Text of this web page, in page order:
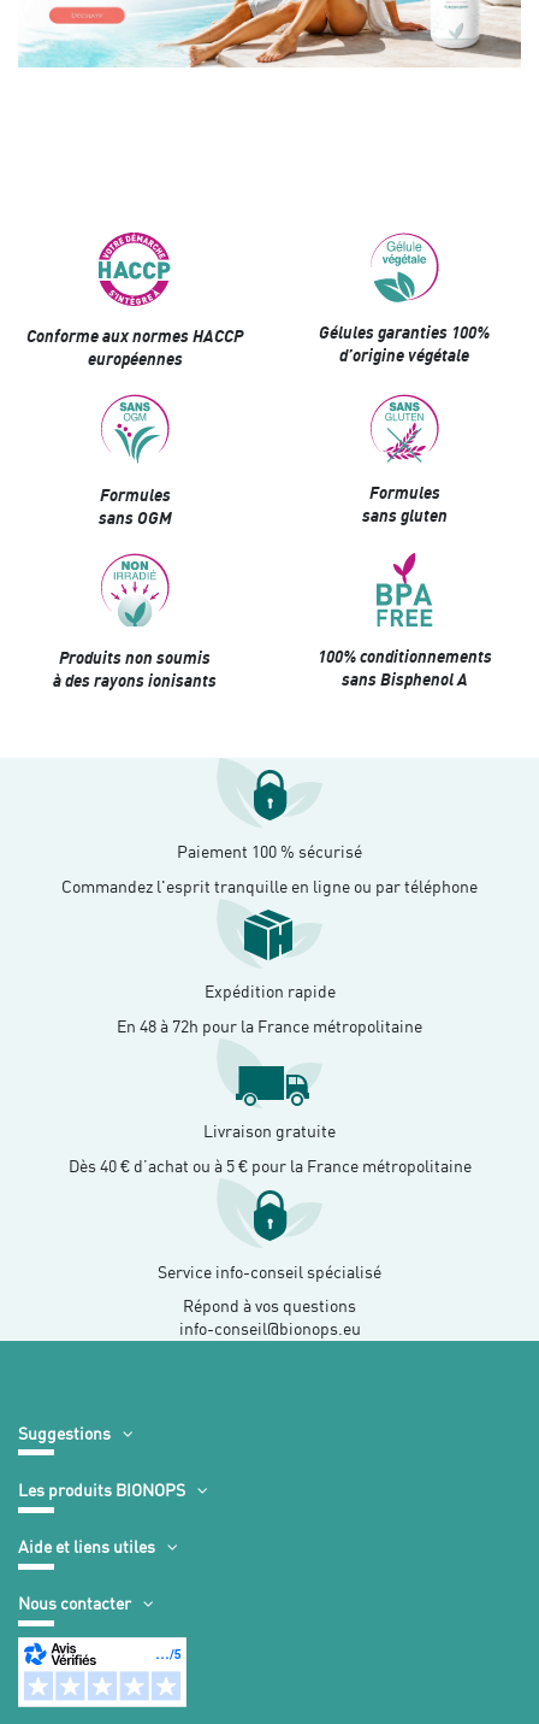
Conforme aux normes HACCP
européennes
Gélules garanties 100%
d’origine végétale
Formules
sans OGM
Formules
sans gluten
Produits non soumis
à des rayons ionisants
100% conditionnements
sans Bisphenol A
Paiement 100 % sécurisé
Commandez l'esprit tranquille en ligne ou par téléphone
Expédition rapide
En 48 à 72h pour la France métropolitaine
Livraison gratuite
Dès 40 € d’achat ou à 5 € pour la France métropolitaine
Service info-conseil spécialisé
Répond à vos questions
info-conseil@bionops.eu
Suggestions
Les produits BIONOPS
Aide et liens utiles
Nous contacter